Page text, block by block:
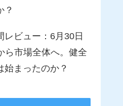
？
レビュー：6月30日
ら市場全体へ。健全
始まったのか？